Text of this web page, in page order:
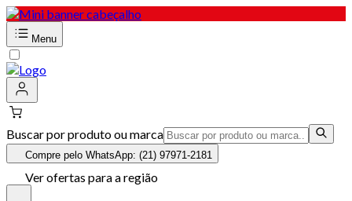
Menu
Buscar por produto ou marca
Compre pelo WhatsApp: (21) 97971-2181
Ver ofertas para a região